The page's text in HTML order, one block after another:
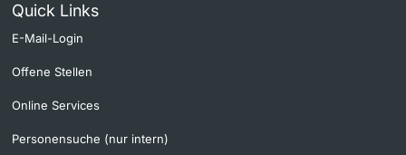
Quick Links
E-Mail-Login
Offene Stellen
Online Services
Personensuche (nur intern)